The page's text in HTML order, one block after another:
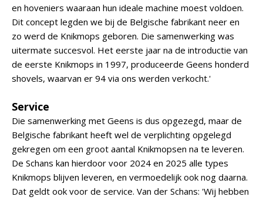
en hoveniers waaraan hun ideale machine moest voldoen.
Dit concept legden we bij de Belgische fabrikant neer en
zo werd de Knikmops geboren. Die samenwerking was
uitermate succesvol. Het eerste jaar na de introductie van
de eerste Knikmops in 1997, produceerde Geens honderd
shovels, waarvan er 94 via ons werden verkocht.'
Service
Die samenwerking met Geens is dus opgezegd, maar de
Belgische fabrikant heeft wel de verplichting opgelegd
gekregen om een groot aantal Knikmopsen na te leveren.
De Schans kan hierdoor voor 2024 en 2025 alle types
Knikmops blijven leveren, en vermoedelijk ook nog daarna.
Dat geldt ook voor de service. Van der Schans: 'Wij hebben